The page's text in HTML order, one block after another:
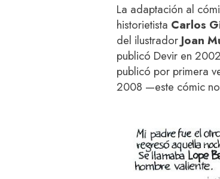
La adaptación al
historietista Carlos
del ilustrador Joan
publicó Devir en
publicó por primera
2008 —este cómic